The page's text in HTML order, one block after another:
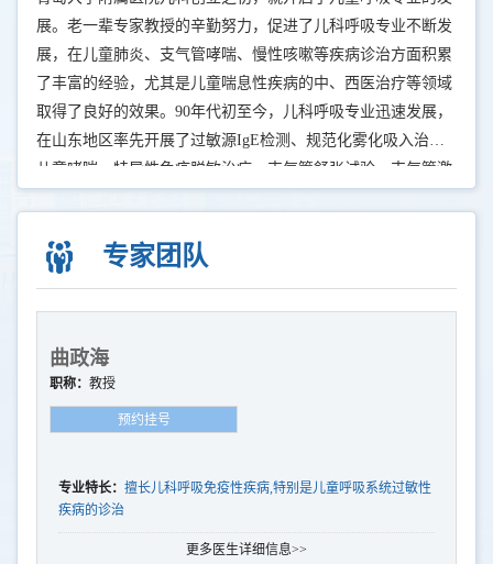
展。老一辈专家教授的辛勤努力，促进了儿科呼吸专业不断发
展，在儿童肺炎、支气管哮喘、慢性咳嗽等疾病诊治方面积累
了丰富的经验，尤其是儿童喘息性疾病的中、西医治疗等领域
取得了良好的效果。90年代初至今，儿科呼吸专业迅速发展，
在山东地区率先开展了过敏源IgE检测、规范化雾化吸入治疗
儿童哮喘、特异性免疫脱敏治疗、支气管舒张试验、支气管激
喘、重症肺炎、呼吸系统疑难危重病例的诊疗等领域居全省领
动障碍、变应性支气管曲霉菌病等儿童呼吸系统疑难危重病
儿童医学中心各位领
专家团队
曲政海
职称：教授
预约挂号
专业特长： 擅长儿科呼吸免疫性疾病,特别是儿童呼吸系统过敏性
疾病的诊治
更多医生详细信息>>